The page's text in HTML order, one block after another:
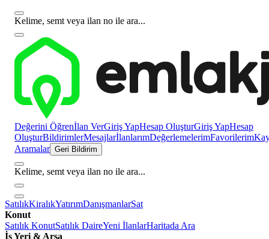
Kelime, semt veya ilan no ile ara...
Değerini Öğrenİlan VerGiriş YapHesap OluşturGiriş YapHesap
OluşturBildirimlerMesajlarİlanlarımDeğerlemelerimFavorilerim
Aramalar Geri Bildirim
Kelime, semt veya ilan no ile ara...
SatılıkKiralıkYatırımDanışmanlarSat
Konut
Satılık KonutSatılık DaireYeni İlanlarHaritada Ara
İş Yeri & Arsa